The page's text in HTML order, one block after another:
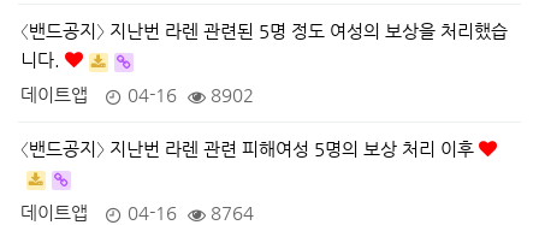
〈밴드공지〉 지난번 라렌 관련된 5명 정도 여성의 보상을 처리했습
니다.
데이트앱
04-16 8902
〈밴드공지〉 지난번 라렌 관련 피해여성 5명의 보상 처리 이후
데이트앱 04-16 8764